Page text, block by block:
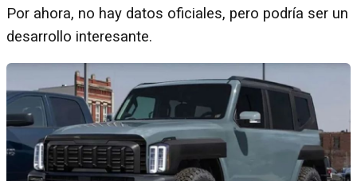
Por ahora, no hay datos oficiales, pero podría ser un
desarrollo interesante.